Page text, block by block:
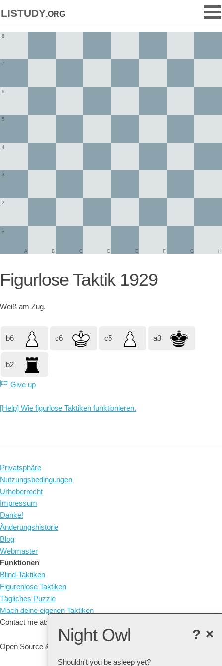
listudy.org
1
2
3
4
5
6
7
8
A B C D E F G H
Figurlose Taktik 1929
Weiß am Zug.
b6 c6 c5 a3
b2
Give up
[Help] Wie figurlose Taktiken funktionieren.
Privatsphäre
Nutzungsbedingungen
Urheberrecht
Impressum
Danke!
Änderungshistorie
Blog
Webmaster
Funktionen
Blind-Taktiken
Figurenlose Taktiken
Tägliches Puzzle
Mach deine eigenen Taktiken
Contact me at: arne@listudy.org
Open Source & Free Software:
×
?
Night Owl
Shouldn't you be asleep yet?